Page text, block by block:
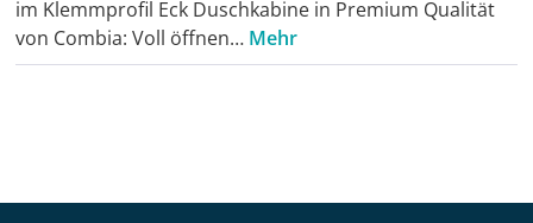
im Klemmprofil Eck Duschkabine in Premium Qualität
von Combia: Voll öffnen… Mehr